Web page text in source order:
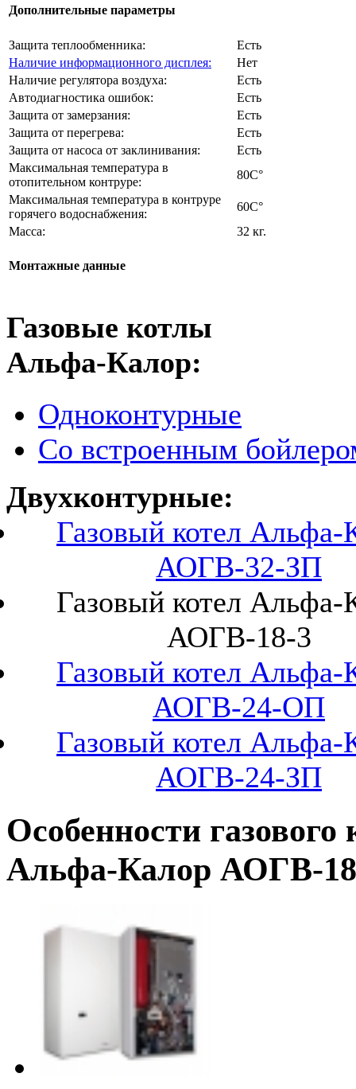
Дополнительные параметры
Защита теплообменника:
Есть
Наличие информационного дисплея:
Нет
Наличие регулятора воздуха:
Есть
Автодиагностика ошибок:
Есть
Защита от замерзания:
Есть
Защита от перегрева:
Есть
Защита от насоса от заклинивания:
Есть
Максимальная температура в
отопительном контруре:
80C°
Максимальная температура в контруре
горячего водоснабжения:
60C°
Масса:
32 кг.
Монтажные данные
Газовые котлы
Альфа-Калор:
Одноконтурные
Со встроенным
Двухконтурные:
Газовый котел Альфа-
АОГВ-32-ЗП
Газовый котел Альфа-
АОГВ-18-3
Газовый котел Альфа-
АОГВ-24-ОП
Газовый котел Альфа-
АОГВ-24-ЗП
Особенности газового
Альфа-Калор АОГВ-